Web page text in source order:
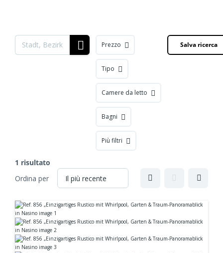
Salva ricerca
Prezzo
Tipo
Camere da letto
Bagni
Più filtri
1 risultato
Ordina per